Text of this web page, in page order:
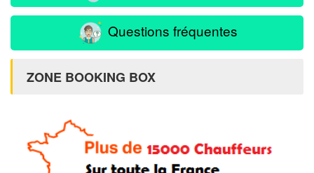
Questions fréquentes
ZONE BOOKING BOX